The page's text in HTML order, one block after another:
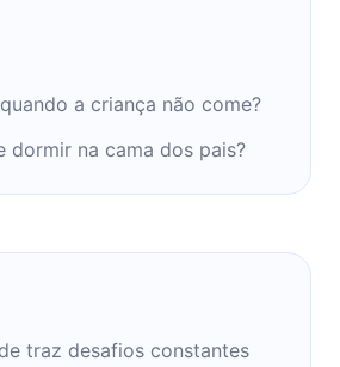
Calina teve de vencer até
quais outras batalhas a
a criança não come?
dormir na cama dos pais?
traz desafios constantes